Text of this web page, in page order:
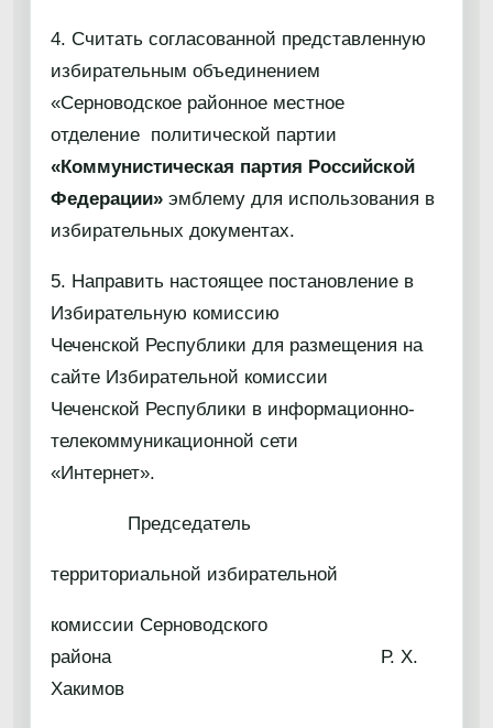
4. Считать согласованной представленную
избирательным объединением
«Серноводское районное местное
отделение политической партии
«Коммунистическая партия Российской
Федерации» эмблему для использования в
избирательных документах.
5. Направить настоящее постановление в
Избирательную комиссию
Чеченской Республики для размещения на
сайте Избирательной комиссии
Чеченской Республики в информационно-
телекоммуникационной сети
«Интернет».
Председатель
территориальной избирательной
комиссии Серноводского
района Р. Х.
Хакимов